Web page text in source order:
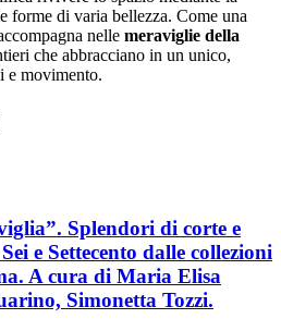
forme di varia bellezza. Come una
nelle meraviglie della
che abbracciano in un unico,
e movimento.
Splendori di corte e
e Settecento dalle collezioni
A cura di Maria Elisa
Simonetta Tozzi.